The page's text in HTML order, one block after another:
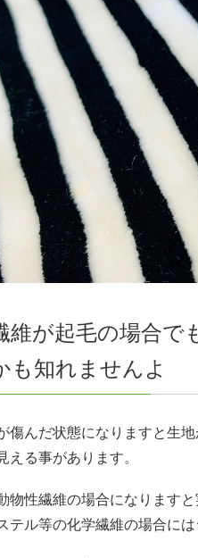
維が起毛の場合で
も知れませんよ
傷んだ状態になりますと生
える事があります。
物性繊維の場合になります
テル等の化学繊維の場合に